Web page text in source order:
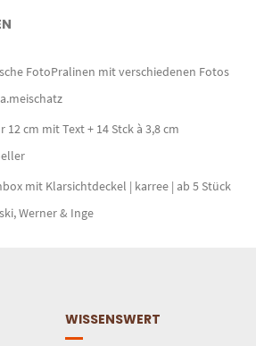
FotoPralinen mit verschiedenen Fotos
12 cm mit Text + 14 Stck à 3,8 cm
mit Klarsichtdeckel | karree | ab 5 Stück
Werner & Inge
WISSENSWERT